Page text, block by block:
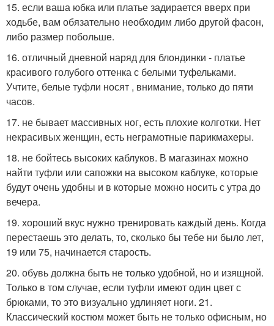
15. если ваша юбка или платье задирается вверх при
ходьбе, вам обязательно необходим либо другой фасон,
либо размер побольше.
16. отличный дневной наряд для блондинки - платье
красивого голубого оттенка с белыми туфельками.
Учтите, белые туфли носят , внимание, только до пяти
часов.
17. не бывает массивных ног, есть плохие колготки. Нет
некрасивых женщин, есть неграмотные парикмахеры.
18. не бойтесь высоких каблуков. В магазинах можно
найти туфли или сапожки на высоком каблуке, которые
будут очень удобны и в которые можно носить с утра до
вечера.
19. хороший вкус нужно тренировать каждый день. Когда
перестаешь это делать, то, сколько бы тебе ни было лет,
19 или 75, начинается старость.
20. обувь должна быть не только удобной, но и изящной.
Только в том случае, если туфли имеют один цвет с
брюками, то это визуально удлиняет ноги. 21.
Классический костюм может быть не только офисным, но